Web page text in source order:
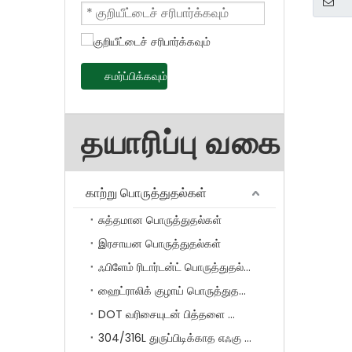
சமர்ப்பிக்கவும்
தயாரிப்பு வகை
காற்று பொருத்துதல்கள்
சுத்தமான பொருத்துதல்கள்
இரசாயன பொருத்துதல்கள்
ஃபிளேம் ரிடார்டன்ட் பொருத்துதல்கள்
ஹைட்ராலிக் குழாய் பொருத்துதல்கள்
DOT வரிசையுடன் பித்தளை பொருத்துதல்
304/316L துருப்பிடிக்காத எஃகு பொருத்துதல்கள்